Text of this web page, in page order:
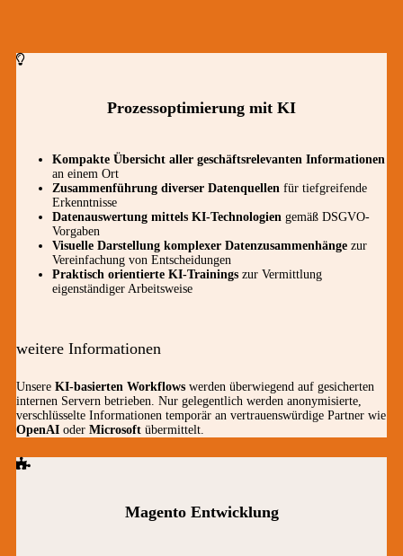
Prozessoptimierung mit KI
Kompakte Übersicht aller geschäftsrelevanten Informationen
an einem Ort
Zusammenführung diverser Datenquellen für tiefgreifende
Erkenntnisse
Datenauswertung mittels KI-Technologien gemäß DSGVO-
Vorgaben
Visuelle Darstellung komplexer Datenzusammenhänge zur
Vereinfachung von Entscheidungen
Praktisch orientierte KI-Trainings zur Vermittlung
eigenständiger Arbeitsweise
weitere Informationen
Unsere KI-basierten Workflows werden überwiegend auf gesicherten
internen Servern betrieben. Nur gelegentlich werden anonymisierte,
verschlüsselte Informationen temporär an vertrauenswürdige Partner wie
OpenAI oder Microsoft übermittelt.
Magento Entwicklung